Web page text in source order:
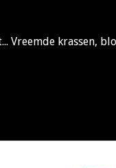
Vreemde krassen,